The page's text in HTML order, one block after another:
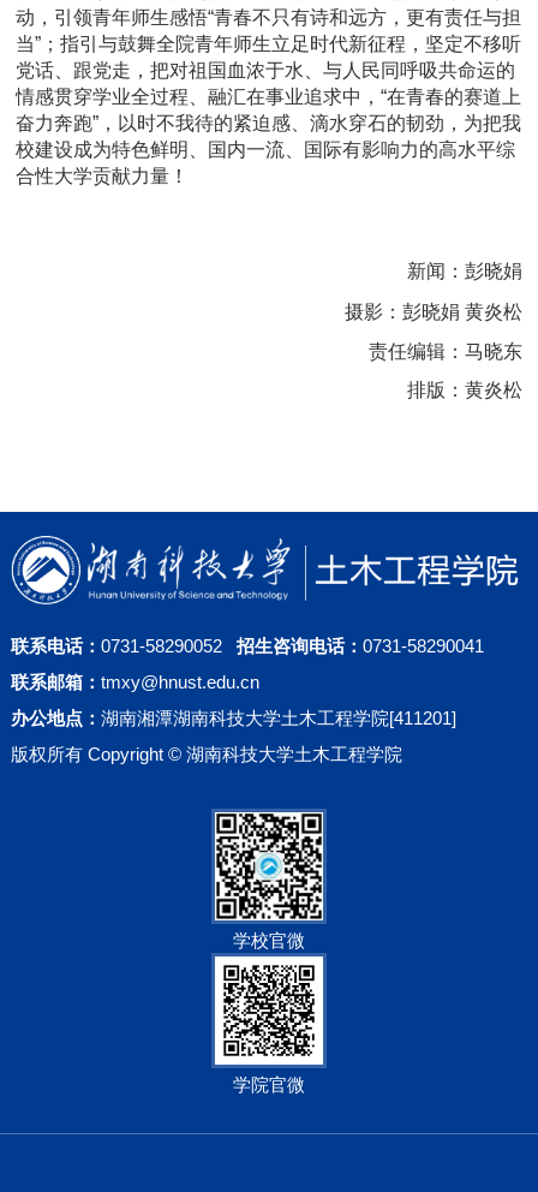
动，引领青年师生感悟“青春不只有诗和远方，更有责任与担
当”；指引与鼓舞全院青年师生立足时代新征程，坚定不移听
党话、跟党走，把对祖国血浓于水、与人民同呼吸共命运的
情感贯穿学业全过程、融汇在事业追求中 ，“在青春的赛道上
奋力奔跑” ， 以时不我待的紧迫感、滴水穿石的韧劲， 为把我
校建设成为特色鲜明、国内一流、国际有影响力的高水平综
合性大学贡献力量！
新闻：彭晓娟
摄影：彭晓娟 黄炎松
责任编辑：马晓东
排版：黄炎松
联系电话： 0731-58290052 招生咨询电话： 0731-58290041
联系邮箱： tmxy@hnust.edu.cn
办公地点： 湖南湘潭湖南科技大学土木工程学院[411201]
版权所有 Copyright © 湖南科技大学土木工程学院
学校官微
学院官微